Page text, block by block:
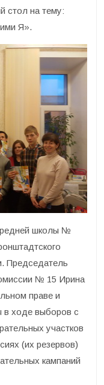
стол на тему:
Я».
школы №
Председатель
№ 15 Ирина
праве и
в ходе выборов с
участков
(их резервов)
кампаний